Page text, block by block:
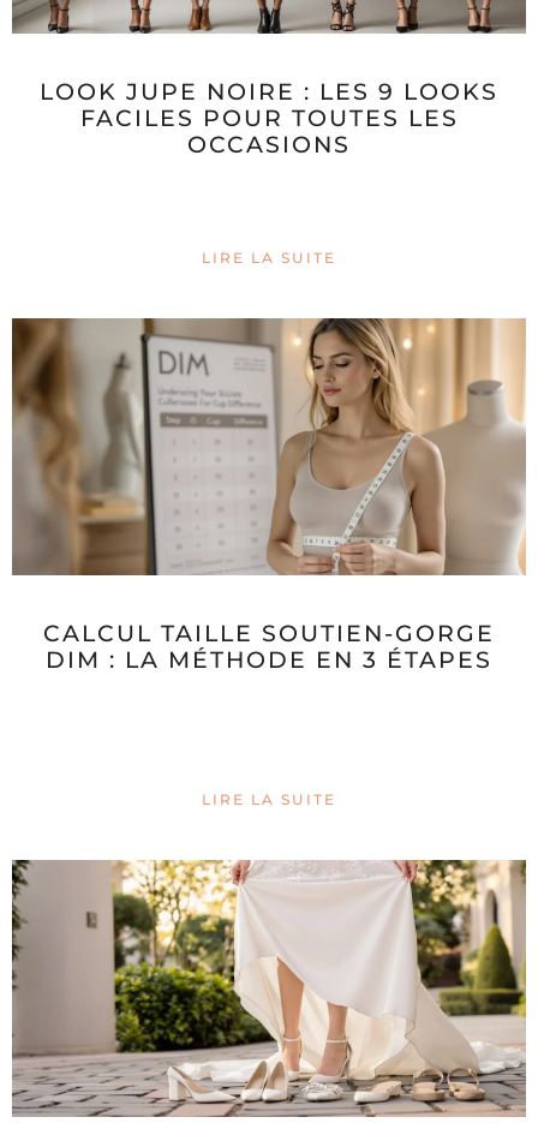
LOOK JUPE NOIRE : LES 9 LOOKS
FACILES POUR TOUTES LES
OCCASIONS
LIRE LA SUITE
CALCUL TAILLE SOUTIEN-GORGE
DIM : LA MÉTHODE EN 3 ÉTAPES
LIRE LA SUITE